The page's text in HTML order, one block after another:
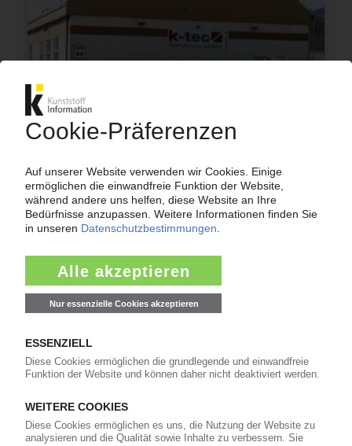
Übernahme des österreichischen Tiefziehers K-
tec
07.01.2026